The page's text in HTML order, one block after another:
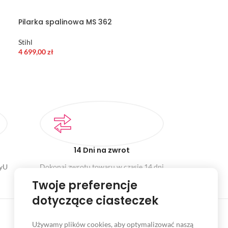
Pilarka spalinowa MS 362
Stihl
4 699,00zł
14 Dni na zwrot
Dokonaj zwrotu towaru w czasie 14 dni
Twoje preferencje
dotyczące ciasteczek
Używamy plików cookies, aby optymalizować naszą